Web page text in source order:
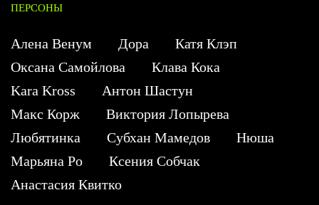
ПЕРСОНЫ
Алена Венум Дора
Катя Клэп
Оксана Самойлова
Клава Кока
Kara Kross
Антон Шастун
Макс Корж
Виктория Лопырева
Любятинка
Субхан Мамедов
Нюша
Марьяна Ро
Ксения Собчак
Анастасия Квитко